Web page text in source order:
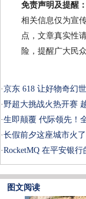
免责声明及提醒：
相关信息仅为宣
点，文章真实性
险，提醒广大民
·京东 618 让好物奇幻
·野超大挑战火热开赛
·生即颠覆 代际领先！
·长假前夕这座城市火了
·RocketMQ 在平安银行
图文阅读